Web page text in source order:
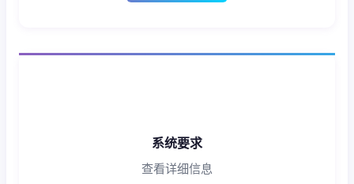
系统要求
查看详细信息